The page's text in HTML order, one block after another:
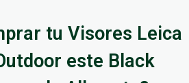
tu Visores Leica
este Black